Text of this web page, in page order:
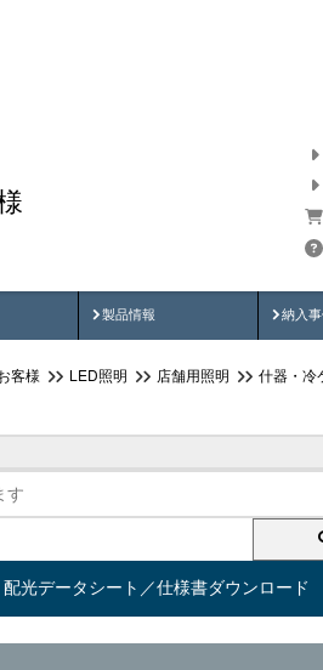
製品情報
製品動画 納入
納
客様 LED照明 店舗用照明 什器・冷
光データシート／仕様書ダウンロード